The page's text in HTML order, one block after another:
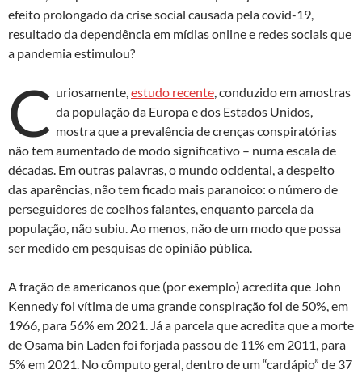
efeito prolongado da crise social causada pela covid-19,
resultado da dependência em mídias online e redes sociais que
a pandemia estimulou?
C uriosamente,estudo recente, conduzido em amostras
da população da Europa e dos Estados Unidos,
mostra que a prevalência de crenças conspiratórias
não tem aumentado de modo significativo – numa escala de
décadas. Em outras palavras, o mundo ocidental, a despeito
das aparências, não tem ficado mais paranoico: o número de
perseguidores de coelhos falantes, enquanto parcela da
população, não subiu. Ao menos, não de um modo que possa
ser medido em pesquisas de opinião pública.
A fração de americanos que (por exemplo) acredita que John
Kennedy foi vítima de uma grande conspiração foi de 50%, em
1966, para 56% em 2021. Já a parcela que acredita que a morte
de Osama bin Laden foi forjada passou de 11% em 2011, para
5% em 2021. No cômputo geral, dentro de um “cardápio” de 37